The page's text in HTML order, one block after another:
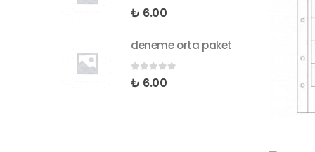
0 5 üzerinden
₺ 6.00
deneme orta paket
0 5 üzerinden
₺ 6.00